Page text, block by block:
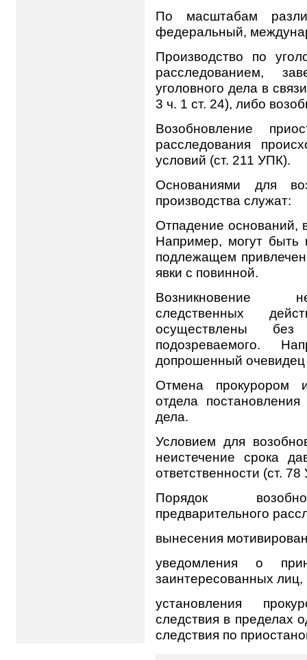
По масштабам
федеральный,
Производство по
расследованием,
уголовного дела в
3 ч. 1 ст. 24), либо
Возобновление
расследования
условий (ст. 211 УПК).
Основаниями для
производства служат:
Отпадение оснований,
Например, могут быть
подлежащем
явки с повинной.
Возникновение
следственных
осуществлены
подозреваемого.
допрошенный очевидец
Отмена прокурором
отдела
дела.
Условием для
неистечение срока
ответственности (ст.
Порядок
предварительного
вынесения
уведомления о
заинтересованных лиц,
установления
следствия в пределах
следствия по